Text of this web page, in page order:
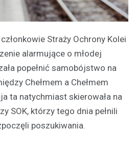
Straży Ochrony Kolei
alarmujące o młodej
popełnić samobójstwo na
Chełmem a Chełmem
ta natychmiast skierowała na
SOK, którzy tego dnia pełnili
poszukiwania.